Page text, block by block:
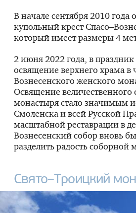
В начале сентября 2010
купольный крест
который имеет размеры 4
2 июня 2022 года, в
освящение верхнего храма в
Вознесенского женского
Освящение величественного
монастыря стало значимым
Смоленска и всей Русской
масштабной реставрации в
Вознесенский собор вновь
разделить радость
Свято–Троицкий